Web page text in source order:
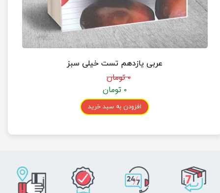
عربی یازدهم تست خیلی سبز
۰ تومان
۰ تومان
افزودن به سبد خرید